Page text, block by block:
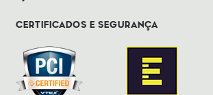
CERTIFICADOS E SEGURANÇA